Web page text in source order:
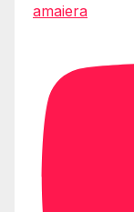
amaiera